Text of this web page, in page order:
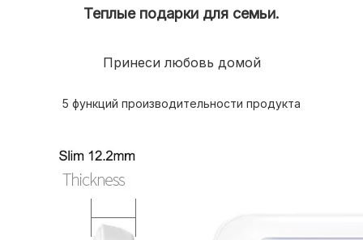
Теплые подарки для семьи.
Принеси любовь домой
5 функций производительности продукта